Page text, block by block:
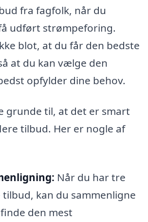
fra fagfolk, når du
udført strømpeforing.
blot, at du får den bedste
at du kan vælge den
opfylder dine behov.
grunde til, at det er smart
tilbud. Her er nogle af
Når du har tre
kan du sammenligne
den mest